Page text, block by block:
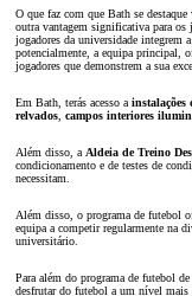
O que faz com que Bath se destaque
outra vantagem significativa para os
jogadores da universidade integrem a
potencialmente, a equipa principal,
jogadores que demonstrem a sua
Em Bath, terás acesso a instalações
relvados campos interiores
Além disso, a Aldeia de Treino
condicionamento e de testes de
necessitam.
Além disso, o programa de futebol
equipa a competir regularmente na
universitário.
Para além do programa de futebol
desfrutar do futebol a um nível